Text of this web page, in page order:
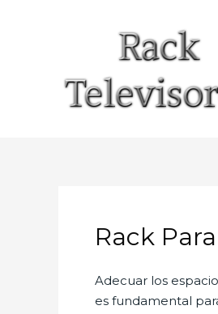
Rack
Adecuar los
es fundamental